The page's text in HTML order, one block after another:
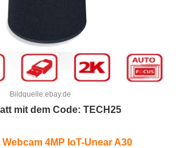
Bildquelle:ebay.de
mit dem Code: TECH25
4MP IoT-Unear A30